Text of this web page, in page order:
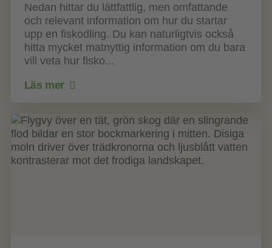
Nedan hittar du lättfattlig, men omfattande
och relevant information om hur du startar
upp en fiskodling. Du kan naturligtvis också
hitta mycket matnyttig information om du bara
vill veta hur fisko...
Läs mer